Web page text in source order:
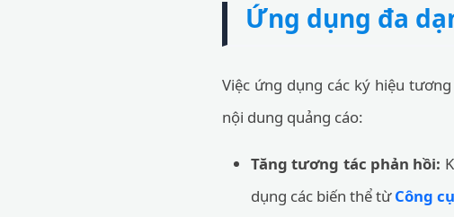
Ứng dụng đa
Việc ứng dụng các ký hiệu
nội dung quảng cáo:
Tăng tương tác phản hồi:
dụng các biến thể từCông